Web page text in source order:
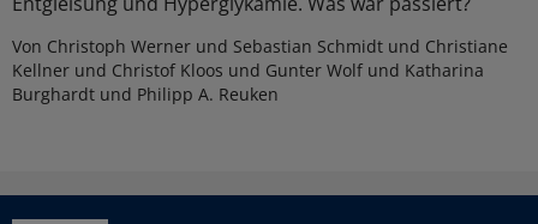
Von Christoph Werner und Sebastian Schmidt und Christiane
Kellner und Christof Kloos und Gunter Wolf und Katharina
Burghardt und Philipp A. Reuken